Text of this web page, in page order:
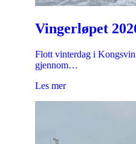
Vingerløpet
Flott vinterdag i
gjennom…
Les mer